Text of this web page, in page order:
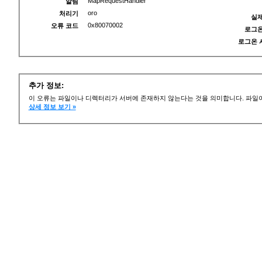
처리기
oro
오류 코드
0x80070002
실
로그
로그온
추가 정보:
이 오류는 파일이나 디렉터리가 서버에 존재하지 않는다는 것을 의미합니다. 파
상세 정보 보기 »